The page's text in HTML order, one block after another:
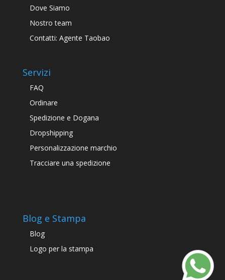
Dove Siamo
Nostro team
Contatti: Agente Taobao
Servizi
FAQ
Ordinare
Spedizione e Dogana
Dropshipping
Personalizzazione marchio
Tracciare una spedizione
Blog e Stampa
Blog
Logo per la stampa